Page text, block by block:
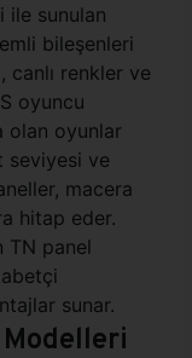
ile sunulan
bileşenleri
canlı renkler ve
oyuncu
olan oyunlar
seviyesi ve
macera
hitap eder.
TN panel
sunar.